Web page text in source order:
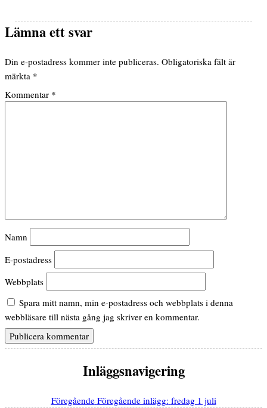
Lämna ett svar
Din e-postadress kommer inte publiceras. Obligatoriska fält är
märkta *
Kommentar *
Namn
E-postadress
Webbplats
Spara mitt namn, min e-postadress och webbplats i denna
webbläsare till nästa gång jag skriver en kommentar.
Inläggsnavigering
Föregående Föregående inlägg: fredag 1 juli